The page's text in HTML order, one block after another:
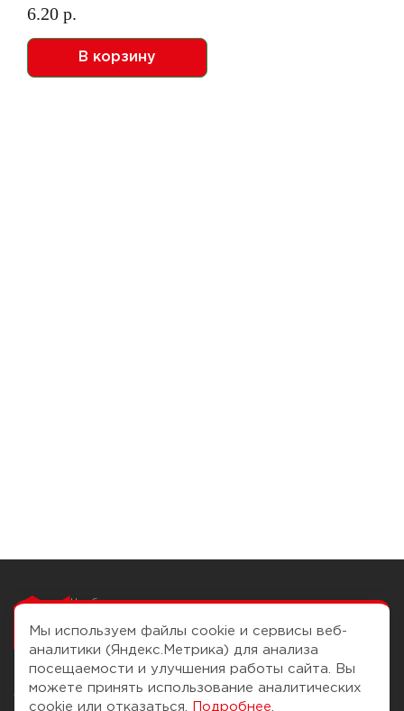
6.20 р.
В корзину
Чтобы вам легко
О компании Помощь
Мы используем файлы cookie и сервисы веб-
аналитики (Яндекс.Метрика) для анализа
посещаемости и улучшения работы сайта. Вы
можете принять использование аналитических
cookie или отказаться.
Подробнее